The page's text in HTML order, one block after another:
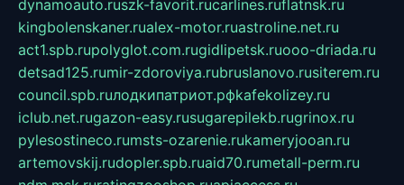
dynamoauto.ruszk-favorit.rucarlines.ruflatnsk.ru
kingbolenskaner.rualex-motor.ruastroline.net.ru
act1.spb.rupolyglot.com.rugidlipetsk.ruooo-driada.ru
detsad125.rumir-zdoroviya.rubruslanovo.rusiterem.ru
council.spb.ruлодкипатриот.рфkafekolizey.ru
iclub.net.rugazon-easy.rusugarepilekb.rugrinox.ru
pylesostineco.rumsts-ozarenie.rukameryjooan.ru
artemovskij.rudopler.spb.ruaid70.rumetall-perm.ru